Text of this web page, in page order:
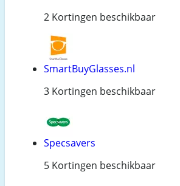
2 Kortingen beschikbaar
SmartBuyGlasses.nl
3 Kortingen beschikbaar
Specsavers
5 Kortingen beschikbaar